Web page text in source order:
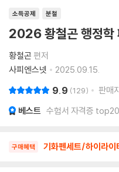
소득공제 분철
2026 황철곤 행정학
황철곤 편저
사피엔스넷
2025.09.15.
9.9 129 판매
베스트 수험서 자격증
구매혜택 기화펜세트/하이라